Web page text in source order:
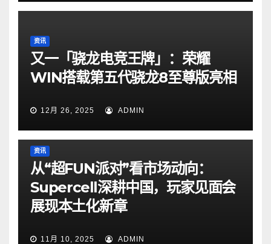
资讯
又一「骁龙电竞王牌」：荣耀
WIN搭载第五代骁龙8至尊版亮相
12月 26, 2025 ADMIN
资讯
从“超FUN派对”看市场动向：
Supercell深耕中国，玩家见面会
展现本土化新章
11月 10, 2025 ADMIN